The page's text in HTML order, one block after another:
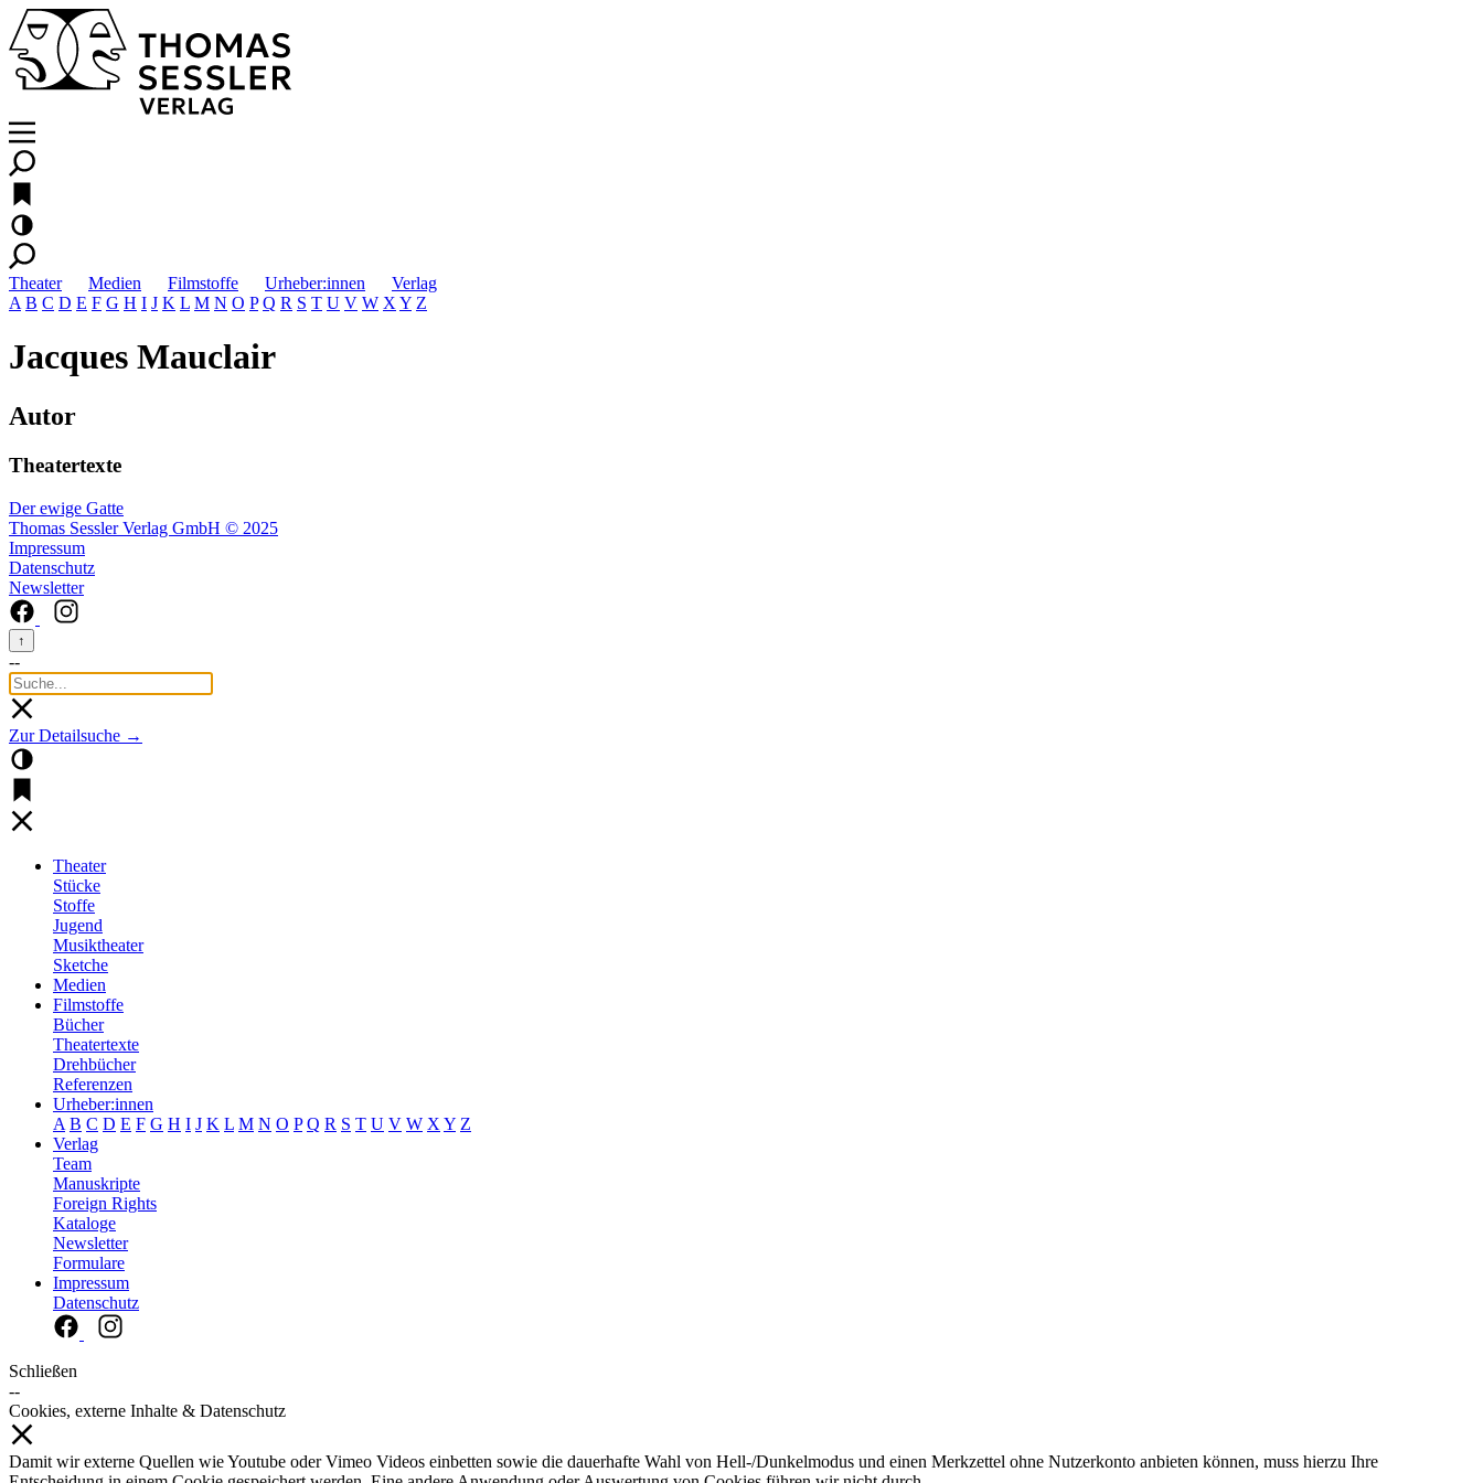
Theater Medien Filmstoffe Urheber:innen
Verlag
A B C D E F G H I J K L M N O P Q R S T U V W X Y Z
Jacques Mauclair
Autor
Theatertexte
Der ewige Gatte
Thomas Sessler Verlag GmbH © 2025
Impressum
Datenschutz
Newsletter
↑
--
Zur Detailsuche →
Theater
Stücke
Stoffe
Jugend
Musiktheater
Sketche
Medien
Filmstoffe
Bücher
Theatertexte
Drehbücher
Referenzen
Urheber:innen
A B C D E F G H I J K L M N O P Q R S T U V W X Y Z
Verlag
Team
Manuskripte
Foreign Rights
Kataloge
Newsletter
Formulare
Impressum
Datenschutz
Schließen
--
Cookies, externe Inhalte & Datenschutz
Damit wir externe Quellen wie Youtube oder Vimeo Videos einbetten sowie die dauerhafte Wahl von Hell-/Dunkelmodus und einen Merkzettel ohne Nutzerkonto anbieten können, muss hierzu Ihre